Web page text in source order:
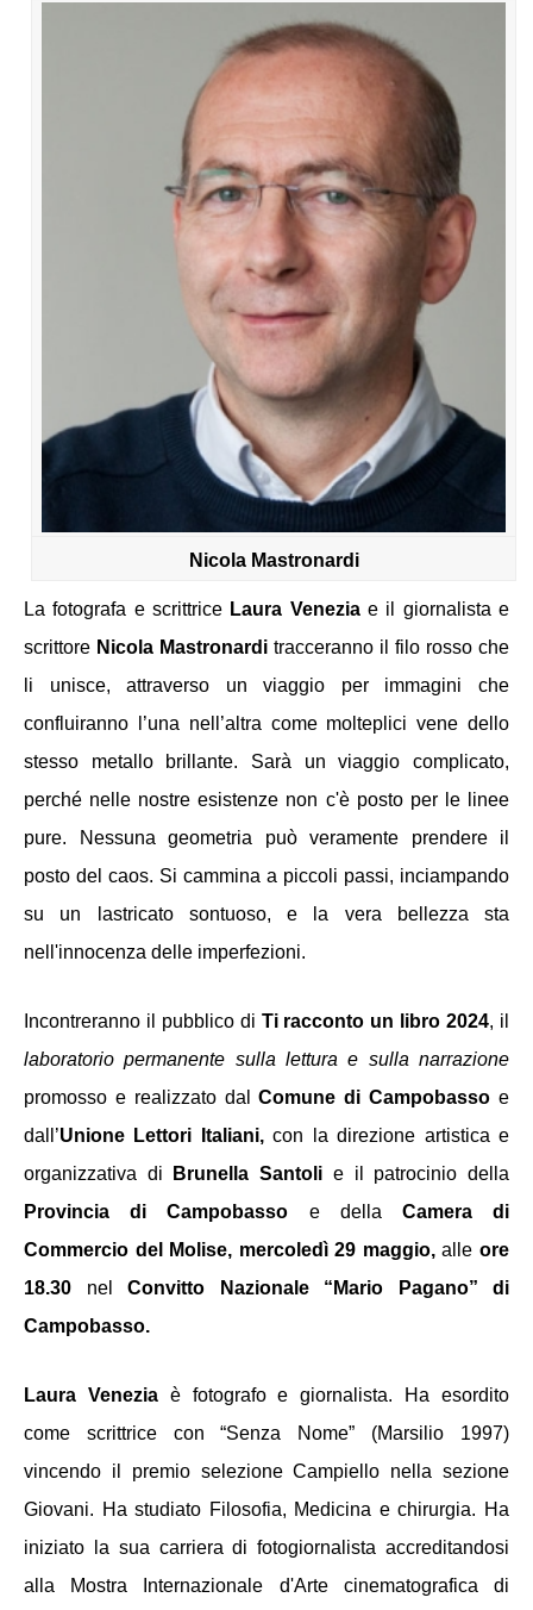
Nicola Mastronardi
La fotografa e scrittrice Laura Venezia e il
giornalista e
scrittore Nicola Mastronardi tracceranno il filo rosso che
li unisce, attraverso un viaggio per immagini che
confluiranno l’una nell’altra come molteplici vene dello
stesso metallo brillante. Sarà un viaggio complicato,
perché nelle nostre esistenze non c'è posto per le linee
pure. Nessuna geometria può veramente prendere il
posto del caos. Si cammina a piccoli passi, inciampando
su un lastricato sontuoso, e la vera bellezza sta
nell'innocenza delle imperfezioni.
Incontreranno il pubblico di Ti racconto un libro 2024
laboratorio permanente sulla lettura e sulla narrazione
promosso e realizzato dal Comune di Campobasso e
dall’Unione Lettori Italiani, con la direzione artistica e
organizzativa di
Brunella Santoli
Provincia di Campobasso e della Camera di
Commercio del Molise, mercoledì 29 maggio, alle ore
18.30 nel
Convitto Nazionale “Mario Pagano” di
Campobasso.
Laura Venezia è fotografo e giornalista. Ha esordito
come scrittrice con “Senza Nome” (Marsilio 1997)
vincendo il premio selezione Campiello nella sezione
Giovani. Ha studiato Filosofia, Medicina e chirurgia. Ha
iniziato la sua carriera di fotogiornalista accreditandosi
alla Mostra Internazionale d'Arte cinematografica di